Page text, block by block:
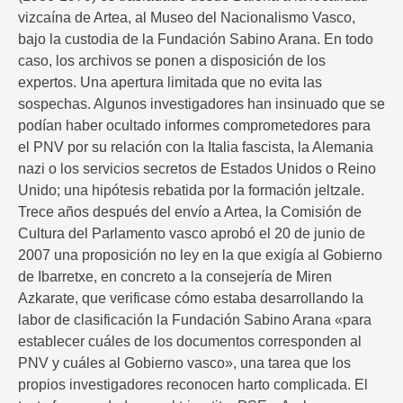
vizcaína de Artea, al Museo del Nacionalismo Vasco,
bajo la custodia de la Fundación Sabino Arana. En todo
caso, los archivos se ponen a disposición de los
expertos. Una apertura limitada que no evita las
sospechas. Algunos investigadores han insinuado que se
podían haber ocultado informes comprometedores para
el PNV por su relación con la Italia fascista, la Alemania
nazi o los servicios secretos de Estados Unidos o Reino
Unido; una hipótesis rebatida por la formación jeltzale.
Trece años después del envío a Artea, la Comisión de
Cultura del Parlamento vasco aprobó el 20 de junio de
2007 una proposición no ley en la que exigía al Gobierno
de Ibarretxe, en concreto a la consejería de Miren
Azkarate, que verificase cómo estaba desarrollando la
labor de clasificación la Fundación Sabino Arana «para
establecer cuáles de los documentos corresponden al
PNV y cuáles al Gobierno vasco», una tarea que los
propios investigadores reconocen harto complicada. El